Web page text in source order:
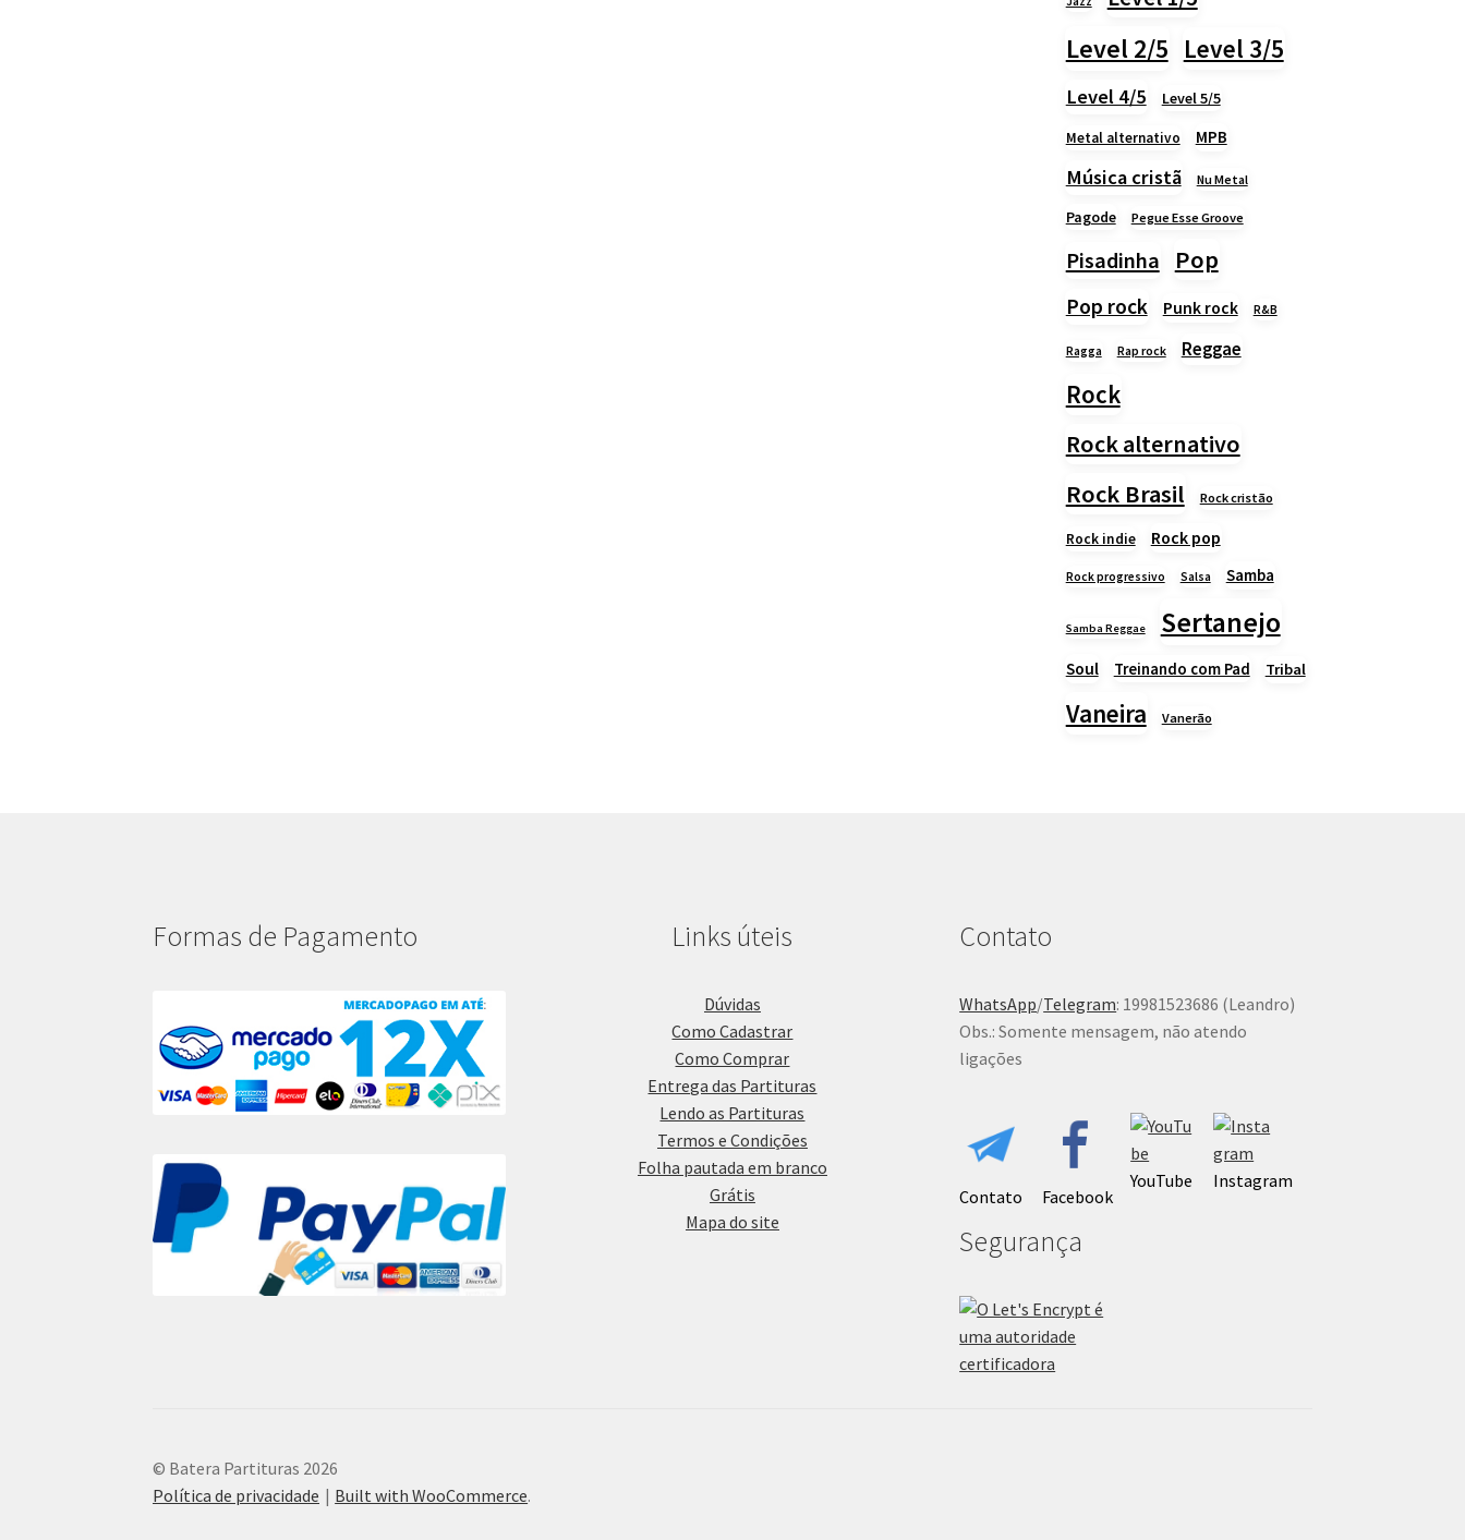
Level 2/5 Level 3/5
Level 4/5 Level 5/5
Metal alternativo MPB
Música cristã Nu Metal
Pagode Pegue Esse Groove
Pisadinha Pop
Pop rock Punk rock R&B
Ragga Rap rock Reggae
Rock
Rock alternativo
Rock Brasil
Rock cristão
Rock indie Rock pop
Rock progressivo Salsa Samba
Samba Reggae Sertanejo
Soul Treinando com Pad Tribal
Vaneira Vanerão
Formas de Pagamento Links úteis
Dúvidas
Como Cadastrar
Como Comprar
Entrega das Partituras
Lendo as Partituras
Termos e Condições
Folha pautada em branco
Grátis
Mapa do site
Contato
WhatsApp/Telegram: 19981523686 (Leandro)
Obs.: Somente mensagem, não atendo
ligações
Contato Facebook
YouTube Instagram
Segurança
© Batera Partituras 2026
Política de privacidade
Built with WooCommerce.